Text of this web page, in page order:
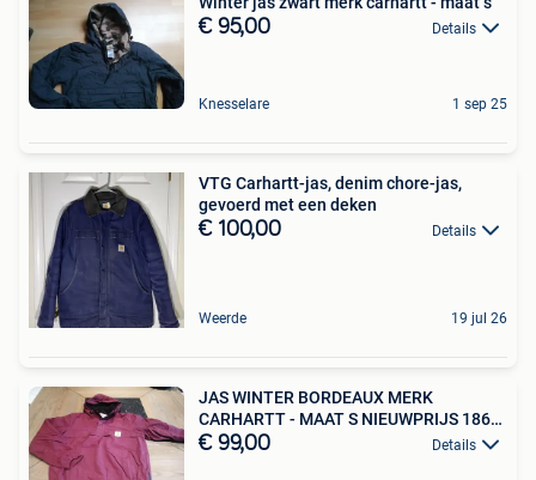
€ 95,00 Details
Knesselare 1 sep 25
VTG Carhartt-jas, denim chore-jas,
gevoerd met een deken
€ 100,00 Details
Weerde 19 jul 26
JAS WINTER BORDEAUX MERK
CARHARTT - MAAT S NIEUWPRIJS 186
EU
€ 99,00 Details